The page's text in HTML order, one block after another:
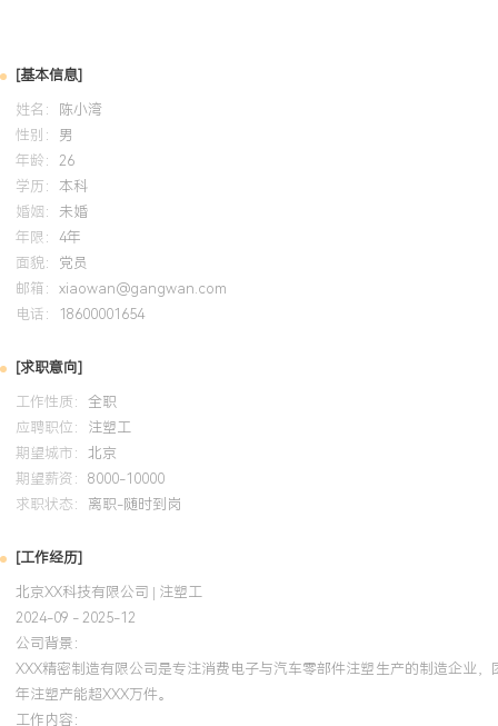
GPA X.X/X.X（专业前XX%），主修机械原理、工程材料、塑料成型
练掌握AutoCAD与UG/NX软件进行工程制图与简单三维建模，课程
外壳的注塑模具设计，包含分型面选择、浇注系统与冷却水路布局
自我评价
工作背景：拥有超过X年精密注塑领域一线生产与技术管理经验，熟
生产的全流程，擅长在100-500人规模的中型制造企业中解决复杂工
率。工艺技术：精通多类工程塑料（如ABS、PC、PMMA）的成型
工艺以解决外观缺陷与尺寸超差，曾将新项目量产导入周期平均缩短
异常的根本原因，主导解决的XXX起重大质量与效率瓶颈问题，均
避免复发。生产管理：擅长通过排程优化、预防性维护与班组培训
管理XXX台注塑机与XXX人班组期间，设备综合效率（OEE）提升
XXX%。个人特质：注重细节与流程标准化，工作作风严谨务实，具
培训经历
2024-09 -2025-12
系统学习了科学注塑与成型窗口理论，将优化方法应用于大型薄壁
工艺参数设计与DOE实验，解决了产品变形难题，将成型周期缩短
升XXX%，相关工艺设定规范被纳入公司技术文件库。
[基本信息]
姓名：
陈小湾
性别： 男
年龄： 26
学历： 本科
婚姻： 未婚
年限： 4年
面貌： 党员
邮箱： xiaowan@gangwan.com
电话：
18600001654
[求职意向]
工作性质： 全职
应聘职位： 注塑工
期望城市： 北京
期望薪资： 8000-10000
求职状态： 离职-随时到岗
[工作经历]
北京XX科技有限公司 | 注塑工
2024-09 - 2025-12
公司背景：
XXX精密制造有限公司是专注消费电子与汽车零部件注塑生产的制造企业
年注塑产能超XXX万件。
工作内容：